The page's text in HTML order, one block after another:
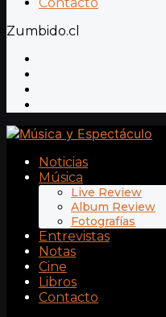
Zumbido.cl
Noticias
Música
Live Review
Album Review
Fotografías
Entrevistas
Notas
Cine
Libros
Contacto